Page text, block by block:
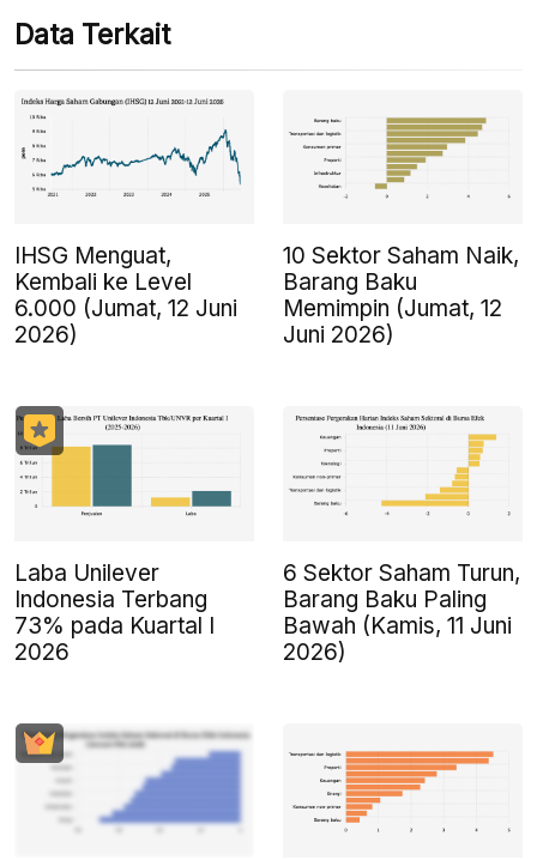
Data Terkait
IHSG Menguat,
Kembali ke Level
6.000 (Jumat, 12 Juni
2026)
10 Sektor Saham Naik,
Barang Baku
Memimpin (Jumat, 12
Juni 2026)
Laba Unilever
Indonesia Terbang
73% pada Kuartal I
2026
6 Sektor Saham Turun,
Barang Baku Paling
Bawah (Kamis, 11 Juni
2026)